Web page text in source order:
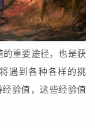
重要途径，也是获
遇到各种各样的挑
验值，这些经验值